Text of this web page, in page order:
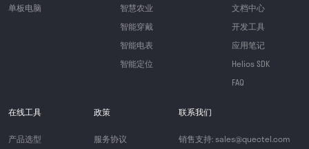
单板电脑
智慧农业
智能穿戴
智能电表
智能定位
文档中心
开发工具
应用笔记
Helios SDK
FAQ
在线工具
产品选型
政策
服务协议
联系我们
销售支持: sales@quectel.com